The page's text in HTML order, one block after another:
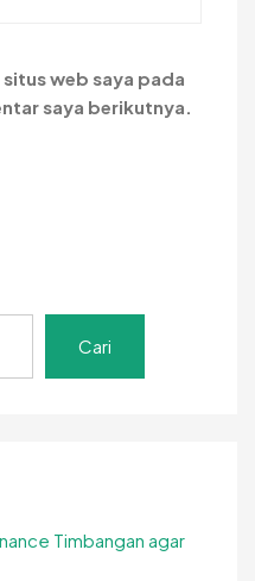
web saya pada
saya berikutnya.
Cari
Timbangan agar